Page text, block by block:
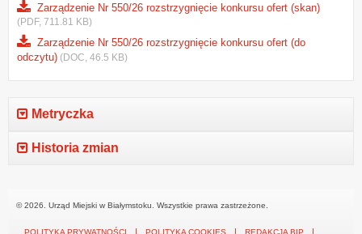
Zarządzenie Nr 550/26 rozstrzygnięcie konkursu ofert (skan)
(PDF, 711.81 KB)
Zarządzenie Nr 550/26 rozstrzygnięcie konkursu ofert (do
odczytu) (DOC, 46.5 KB)
Metryczka
Historia zmian
© 2026. Urząd Miejski w Białymstoku. Wszystkie prawa zastrzeżone.
POLITYKA PRYWATNOŚCI POLITYKA COOKIES REDAKCJA BIP